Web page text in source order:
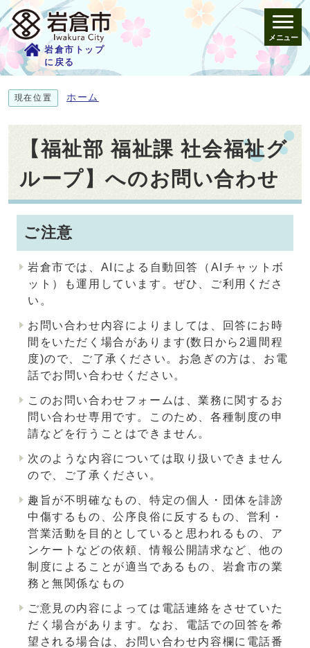
岩倉市トップ
に戻る
メニュー
現在位置 ホーム
【福祉部 福祉課 社会福祉グ
ループ】へのお問い合わせ
ご注意
岩倉市では、AIによる自動回答（AIチャットボ
ット）も運用しています。ぜひ、ご利用くださ
い。
お問い合わせ内容によりましては、回答にお時
間をいただく場合があります(数日から2週間程
度)ので、ご了承ください。お急ぎの方は、お電
話でお問い合わせください。
このお問い合わせフォームは、業務に関するお
問い合わせ専用です。このため、各種制度の申
請などを行うことはできません。
次のような内容については取り扱いできません
ので、ご了承ください。
趣旨が不明確なもの、特定の個人・団体を誹謗
中傷するもの、公序良俗に反するもの、営利・
営業活動を目的としていると思われるもの、ア
ンケートなどの依頼、情報公開請求など、他の
制度によることが適当であるもの、岩倉市の業
務と無関係なもの
ご意見の内容によっては電話連絡をさせていた
だく場合があります。なお、電話での回答を希
望される場合は、お問い合わせ内容欄に電話番